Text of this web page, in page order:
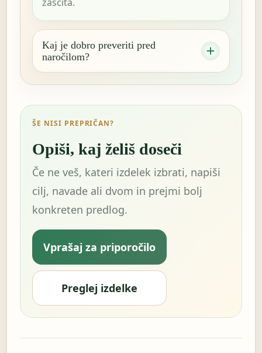
Kaj je dobro preveriti pred
naročilom?
ŠE NISI PREPRIČAN?
Opiši, kaj želiš doseči
Če ne veš, kateri izdelek izbrati, napiši
cilj, navade ali dvom in prejmi bolj
konkreten predlog.
Vprašaj za priporočilo
Preglej izdelke